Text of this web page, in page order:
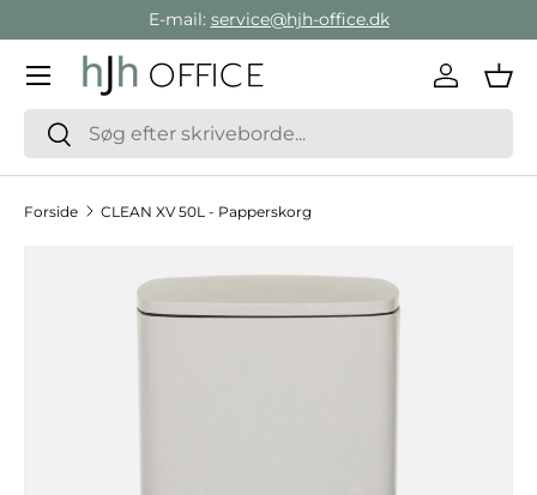
Gå direkte til indholdet
E-mail: service@hjh-office.dk
SøgSøg
Log ind
Menu
Forside CLEAN XV 50L - Papperskorg
Hop til produktinformation